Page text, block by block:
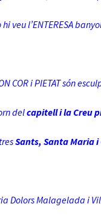
hi veu l’ENTERESA
COR i PIETAT són
delcapitell i la Creu
Sants, Santa Maria i
Dolors Malagelada i